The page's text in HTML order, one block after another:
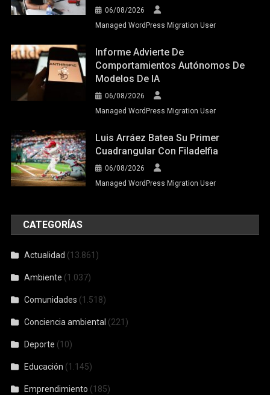
06/08/2026
Managed WordPress Migration User
Informe Advierte De
Comportamientos Autónomos De
Modelos De IA
06/08/2026
Managed WordPress Migration User
Luis Arráez Batea Su Primer
Cuadrangular Con Filadelfia
06/08/2026
Managed WordPress Migration User
CATEGORÍAS
Actualidad (13.861)
Ambiente (1.037)
Comunidades (1.518)
Conciencia ambiental (221)
Deporte (10)
Educación (1.145)
Emprendimiento (185)